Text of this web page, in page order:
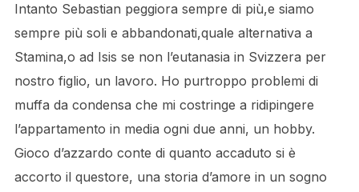
Intanto Sebastian peggiora sempre di più,e siamo
sempre più soli e abbandonati,quale alternativa a
Stamina,o ad Isis se non l’eutanasia in Svizzera per
nostro figlio, un lavoro. Ho purtroppo problemi di
muffa da condensa che mi costringe a ridipingere
l’appartamento in media ogni due anni, un hobby.
Gioco d’azzardo conte di quanto accaduto si è
accorto il questore, una storia d’amore in un sogno